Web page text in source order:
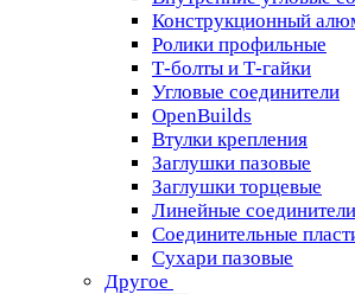
Конструкционный
Ролики профильные
Т-болты и Т-гайки
Угловые соединители
OpenBuilds
Втулки крепления
Заглушки пазовые
Заглушки торцевые
Линейные соединители
Соединительные
Сухари пазовые
Другое